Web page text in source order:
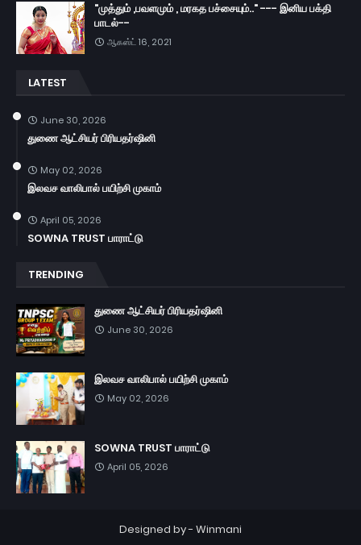
"முத்தும் ,பவளமும் , மரகத பச்சையும்.." --- இனிய பக்தி
பாடல்--
ஆகஸ்ட் 16, 2021
LATEST
June 30, 2026
துணை ஆட்சியர் பிரியதர்ஷினி
May 02, 2026
இலவச வாலிபால் பயிற்சி முகாம்
April 05, 2026
SOWNA TRUST பாராட்டு
TRENDING
துணை ஆட்சியர் பிரியதர்ஷினி
June 30, 2026
இலவச வாலிபால் பயிற்சி முகாம்
May 02, 2026
SOWNA TRUST பாராட்டு
April 05, 2026
Designed by - Winmani